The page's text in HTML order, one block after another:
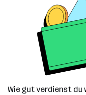
Wie gut verdienst du